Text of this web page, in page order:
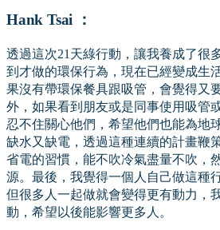
Hank Tsai ：
透過這次21天綠行動，讓我養成了很
到才做的環保行為，現在已經變成生
果沒有帶環保餐具跟吸管，會覺得又
外，如果看到朋友或是同事使用吸管
忍不住關心他們，希望他們也能為地
缺水又缺電，透過這種連續的計畫鞭
省電的習慣，能不吹冷氣盡量不吹，
源。最後，我覺得一個人自己做這種
但很多人一起做就會變得更有動力，
動，希望以後能影響更多人。